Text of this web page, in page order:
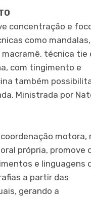
concentração e
como mandalas,
técnica tie
com tingimento e
também
Ministrada por
coordenação motora,
própria, promove
e linguagens
a partir das
gerando a